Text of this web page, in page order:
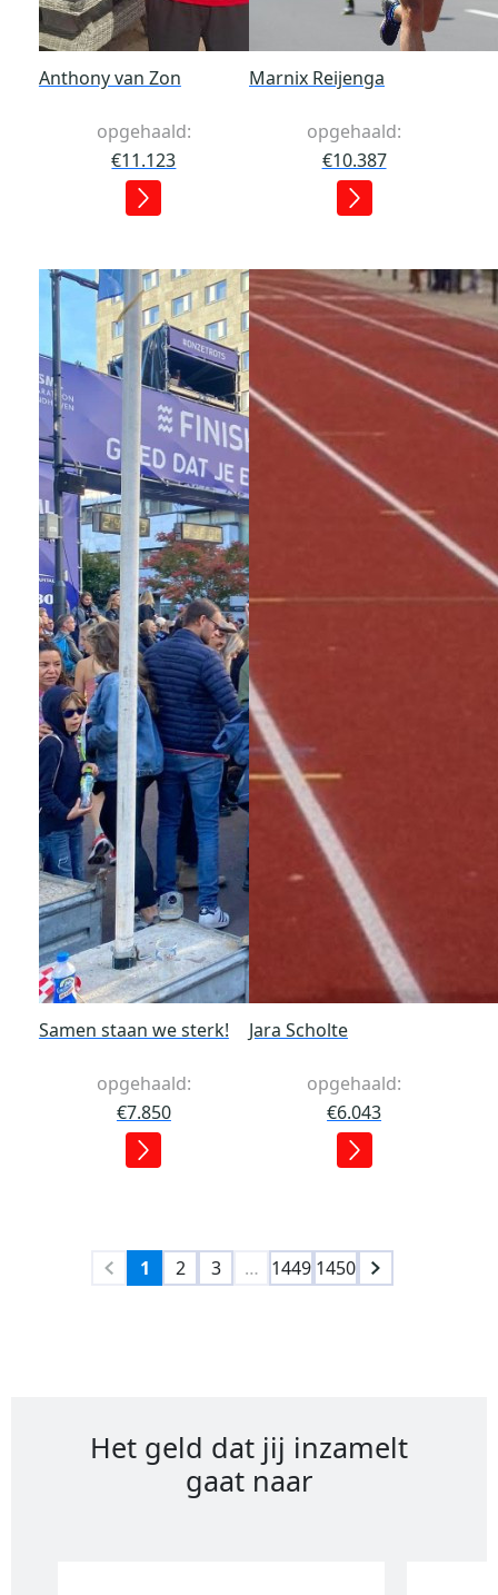
Anthony van Zon
opgehaald:
€11.123
Marnix Reijenga
opgehaald:
€10.387
Samen staan we sterk!
opgehaald:
€7.850
Jara Scholte
opgehaald:
€6.043
1 2 3 … 1449 1450
Het geld dat jij inzamelt
gaat naar